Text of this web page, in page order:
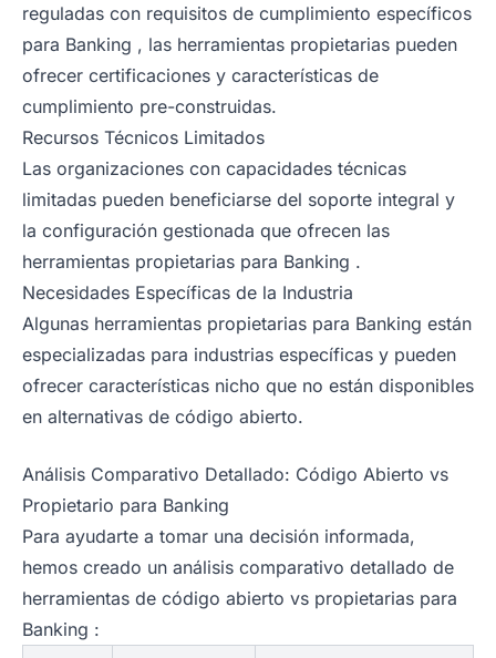
reguladas con requisitos de cumplimiento específicos
para Banking , las herramientas propietarias pueden
ofrecer certificaciones y características de
cumplimiento pre-construidas.
Recursos Técnicos Limitados
Las organizaciones con capacidades técnicas
limitadas pueden beneficiarse del soporte integral y
la configuración gestionada que ofrecen las
herramientas propietarias para Banking .
Necesidades Específicas de la Industria
Algunas herramientas propietarias para Banking están
especializadas para industrias específicas y pueden
ofrecer características nicho que no están disponibles
en alternativas de código abierto.
Análisis Comparativo Detallado: Código Abierto vs
Propietario para Banking
Para ayudarte a tomar una decisión informada,
hemos creado un análisis comparativo detallado de
herramientas de código abierto vs propietarias para
Banking :